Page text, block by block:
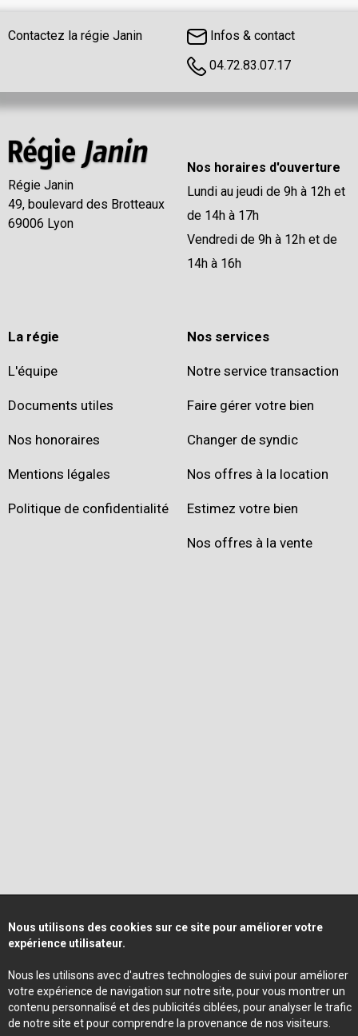
Contactez la régie Janin
Infos & contact
04.72.83.07.17
Régie Janin
49, boulevard des Brotteaux
69006 Lyon
Nos horaires d'ouverture
Lundi au jeudi de 9h à 12h et
de 14h à 17h
Vendredi de 9h à 12h et de
14h à 16h
La régie
L'équipe
Documents utiles
Nos honoraires
Mentions légales
Politique de confidentialité
Nos services
Notre service transaction
Faire gérer votre bien
Changer de syndic
Nos offres à la location
Estimez votre bien
Nos offres à la vente
Nous utilisons des cookies sur ce site pour améliorer votre
expérience utilisateur.
Nous les utilisons avec d'autres technologies de suivi pour améliorer
votre expérience de navigation sur notre site, pour vous montrer un
contenu personnalisé et des publicités ciblées, pour analyser le trafic
de notre site et pour comprendre la provenance de nos visiteurs.